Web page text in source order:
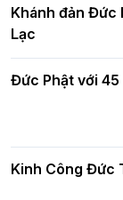
Hơn 5.000
Khánh đản Đức
Lạc
Đức Phật với 45
Kinh Công Đức